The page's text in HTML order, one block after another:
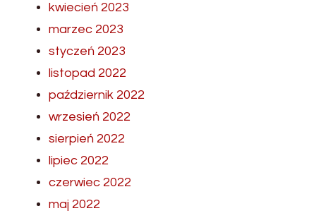
kwiecień 2023
marzec 2023
styczeń 2023
listopad 2022
październik 2022
wrzesień 2022
sierpień 2022
lipiec 2022
czerwiec 2022
maj 2022